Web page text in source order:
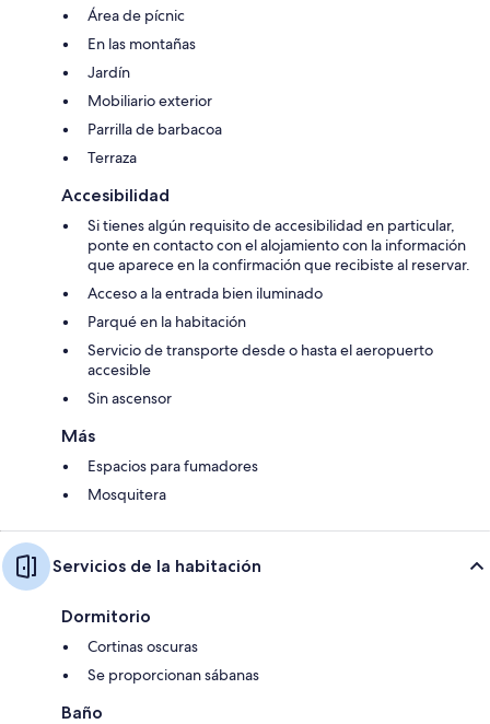
Área de pícnic
En las montañas
Jardín
Mobiliario exterior
Parrilla de barbacoa
Terraza
Accesibilidad
Si tienes algún requisito de accesibilidad en particular,
ponte en contacto con el alojamiento con la información
que aparece en la confirmación que recibiste al reservar.
Acceso a la entrada bien iluminado
Parqué en la habitación
Servicio de transporte desde o hasta el aeropuerto
accesible
Sin ascensor
Más
Espacios para fumadores
Mosquitera
Servicios de la habitación
Dormitorio
Cortinas oscuras
Se proporcionan sábanas
Baño